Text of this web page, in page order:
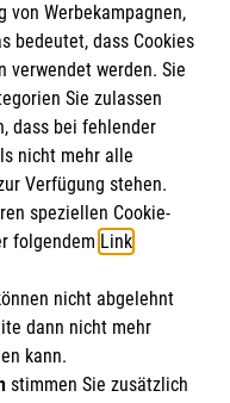
von Werbekampagnen,
bedeutet, dass Cookies
verwendet werden. Sie
Sie zulassen
dass bei fehlender
nicht mehr alle
Verfügung stehen.
speziellen Cookie-
folgendem Link.
nicht abgelehnt
dann nicht mehr
kann.
stimmen Sie zusätzlich